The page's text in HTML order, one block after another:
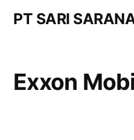
PT SARI
Exxon